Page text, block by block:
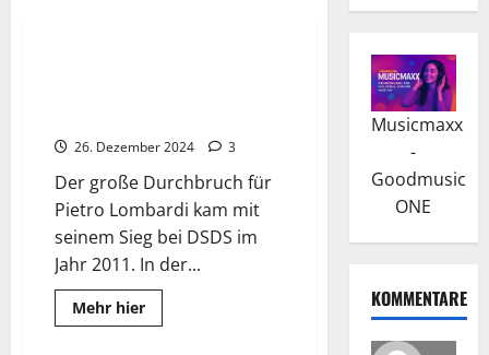
26. Dezember 2024 3
Der große Durchbruch für
Pietro Lombardi kam mit
seinem Sieg bei DSDS im
Jahr 2011. In der...
Mehr hierRead
more
Musicmaxx
-
Goodmusic
ONE
KOMMENTARE